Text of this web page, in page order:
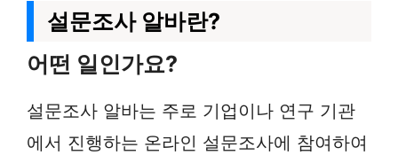
설문조사 알바란?
어떤 일인가요?
설문조사 알바는 주로 기업이나 연구 기관
에서 진행하는 온라인 설문조사에 참여하여